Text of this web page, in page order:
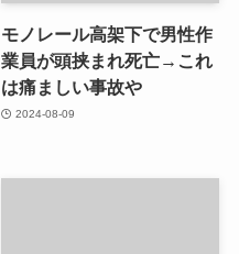
モノレール高架下で男性作
業員が頭挟まれ死亡→これ
は痛ましい事故や
2024-08-09